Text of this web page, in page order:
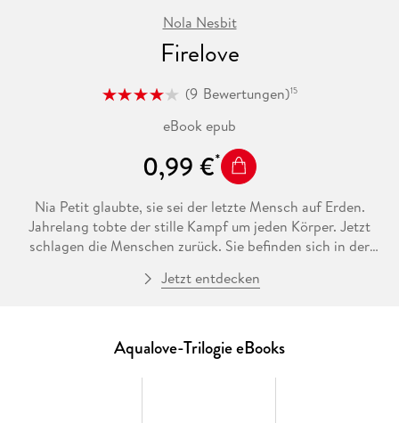
Nola Nesbit
Firelove
(9 Bewertungen)15
eBook epub
0,99 €
Nia Petit glaubte, sie sei der letzte Mensch auf Erden.
Jahrelang tobte der stille Kampf um jeden Körper. Jetzt
schlagen die Menschen zurück. Sie befinden sich in der
radikaler Anführer ist einer der wenigen, der den
Grabenkämpfen zwischen Menschen und dem
Unterwasservolk, das immer noch nach Nias Leben trachtet.
Ethan hingegen, der sie einst verfolgte, versucht sie zu
Jetzt entdecken
Aqualove-Trilogie eBooks